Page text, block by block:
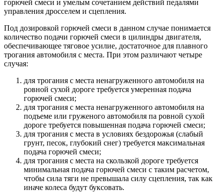
горючей смеси и умелым сочетанием действий педалями
управления дросселем и сцепления.
Под дозировкой горючей смеси в данном случае понимается
количество подачи горючей смеси в цилиндры двигателя,
обеспечивающее тяговое усилие, достаточное для плавного
трогания автомобиля с места. При этом различают четыре
случая:
для трогания с места ненагруженного автомобиля на
ровной сухой дороге требуется умеренная подача
горючей смеси;
для трогания с места ненагруженного автомобиля на
подъеме или груженого автомобиля па ровной сухой
дороге требуется повышенная подача горючей смеси;
для трогания с места в условиях бездорожья (слабый
грунт, песок, глубокий снег) требуется максимальная
подача горючей смеси;
для трогания с места на скользкой дороге требуется
минимальная подача горючей смеси с таким расчетом,
чтобы сила тяги не превышала силу сцепления, так как
иначе колеса будут буксовать.